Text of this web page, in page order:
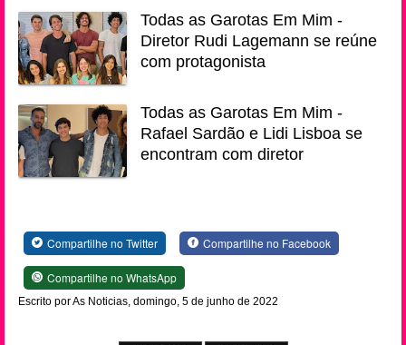
Todas as Garotas Em Mim -
Diretor Rudi Lagemann se reúne
com protagonista
Todas as Garotas Em Mim -
Rafael Sardão e Lidi Lisboa se
encontram com diretor
Compartilhe no Twitter Compartilhe no Facebook
Compartilhe no WhatsApp
Escrito por As Noticias, domingo, 5 de junho de 2022